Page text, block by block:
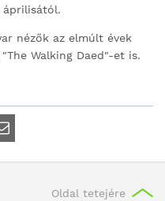
áprilisától.
nézők az elmúlt évek
Walking Daed"-et is.
Oldal tetejére